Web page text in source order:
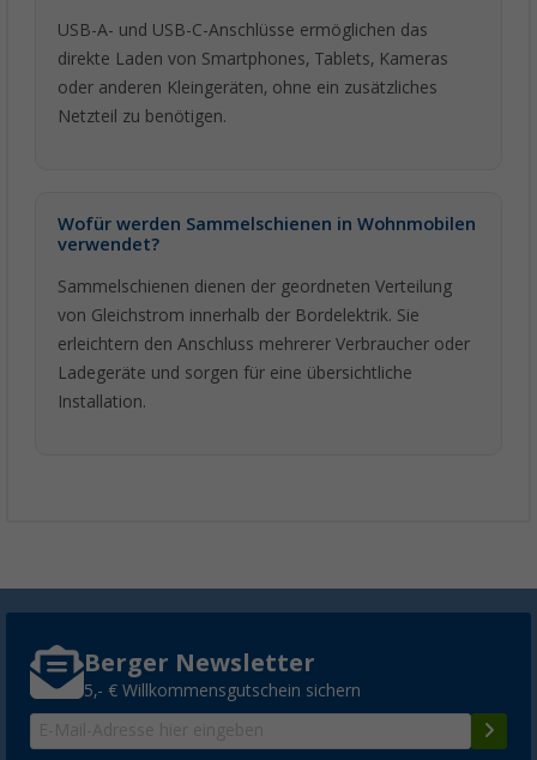
USB-A- und USB-C-Anschlüsse ermöglichen das
direkte Laden von Smartphones, Tablets, Kameras
oder anderen Kleingeräten, ohne ein zusätzliches
Netzteil zu benötigen.
Wofür werden Sammelschienen in Wohnmobilen
verwendet?
Sammelschienen dienen der geordneten Verteilung
von Gleichstrom innerhalb der Bordelektrik. Sie
erleichtern den Anschluss mehrerer Verbraucher oder
Ladegeräte und sorgen für eine übersichtliche
Installation.
Berger Newsletter
5,- € Willkommensgutschein sichern